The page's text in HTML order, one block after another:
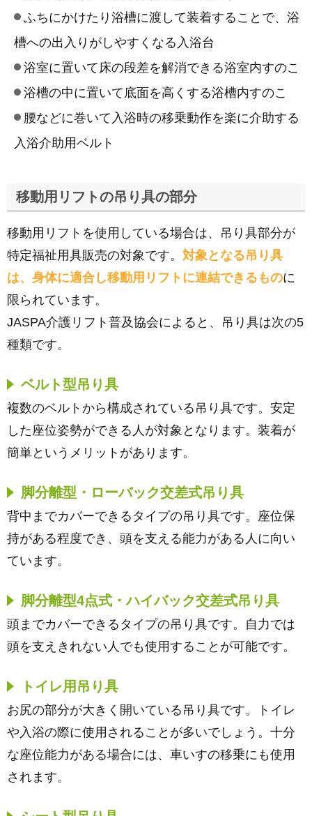
ふちにかけたり浴槽に渡して装着することで、浴
槽への出入りがしやすくなる入浴台
浴室に置いて床の段差を解消できる浴室内すのこ
浴槽の中に置いて底面を高くする浴槽内すのこ
腰などに巻いて入浴時の移乗動作を楽に介助する
入浴介助用ベルト
移動用リフトの吊り具の部分
移動用リフトを使用している場合は、吊り具部分が
特定福祉用具販売の対象です。 対象となる吊り具
は、身体に適合し移動用リフトに連結できるものに
限られています。
JASPA介護リフト普及協会によると、吊り具は次の5
種類です。
ベルト型吊り具
複数のベルトから構成されている吊り具です。安定
した座位姿勢ができる人が対象となります。装着が
簡単というメリットがあります。
脚分離型・ローバック交差式吊り具
背中までカバーできるタイプの吊り具です。座位保
持がある程度でき、頭を支える能力がある人に向い
ています。
脚分離型4点式・ハイバック交差式吊り具
頭までカバーできるタイプの吊り具です。自力では
頭を支えきれない人でも使用することが可能です。
トイレ用吊り具
お尻の部分が大きく開いている吊り具です。トイレ
や入浴の際に使用されることが多いでしょう。十分
な座位能力がある場合には、車いすの移乗にも使用
されます。